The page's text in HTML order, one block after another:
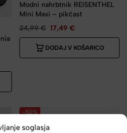
soglasja
Modni nahrbtnik REISENTHEL
Mini Maxi – pikčast
24,99€ 17,49 €
DODAJ V KOŠARICO
-50%